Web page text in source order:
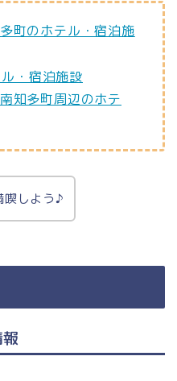
町のホテル・宿泊施
・宿泊施設
知多町周辺のホテ
喫しよう♪